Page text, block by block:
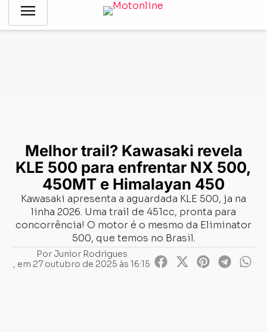
menu
Notícias Lançamentos-Melhor trail? Kawasaki revela KLE
Melhor trail? Kawasaki revela
KLE 500 para enfrentar NX 500,
450MT e Himalayan 450
Kawasaki apresenta a aguardada KLE 500, ja na
linha 2026. Uma trail de 451cc, pronta para
concorrência! O motor é o mesmo da Eliminator
500, que temos no Brasil.
PorJunior Rodrigues
, em 27 outubro de 2025 às 16:15